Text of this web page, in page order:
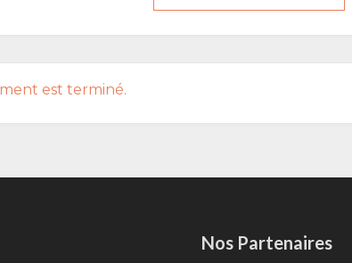
est terminé.
Nos Partenaires